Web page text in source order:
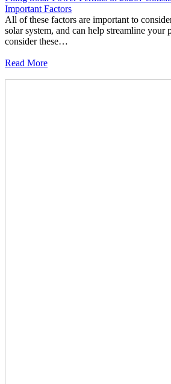
Important Factors
All of these factors are important to
solar system, and can help streamline your
consider these…
Read More